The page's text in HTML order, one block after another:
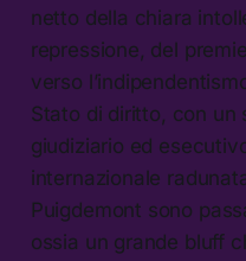
netto della chiara
repressione, del
verso
Stato di diritto, con un
giudiziario ed
internazionale
Puigdemont sono
ossia un grande bluff